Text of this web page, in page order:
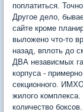
поплатиться.
Другое дело,
сайте кроме
выложено что-то
назад, вплоть до
ДВА независмых
корпуса -
секционного.
жилого комплекса.
количество